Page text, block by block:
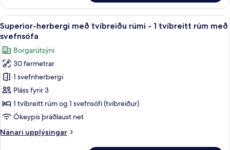
tvíbreitt
rúm
með
svefnsófa
-
Herbergi
með
tvíbreiðu
-
meðalstórt
tvíbreitt
rúm
svefnsófa
Skoða
allar
myndir
fyrir
Superior-
herbergi
með
tvíbreiðu
rúmi
1
Superior-herbergi með tvíbreiðu
9
Superior-herbergi með tvíbreiðu rúmi - 1 tvíbreitt rúm með
svefnsófa
Borgarútsýni
30 fermetrar
1 svefnherbergi
Pláss fyrir 3
1 tvíbreitt rúm og 1 svefnsófi (tvíbreiður)
Ókeypis þráðlaust net
Nánari upplýsingar
Nánari